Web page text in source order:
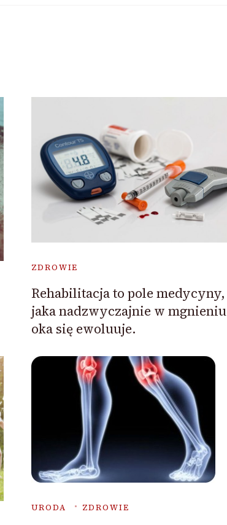
ZDROWIE
Rehabilitacja to pole medycyny,
jaka nadzwyczajnie w mgnieniu
oka się ewoluuje.
URODA ZDROWIE